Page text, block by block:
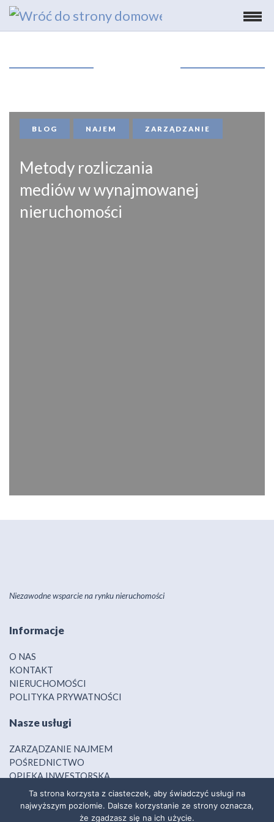
Wyświetl pełną treść
Menu
BLOG NAJEM ZARZĄDZANIE
Metody rozliczania
mediów w wynajmowanej
nieruchomości
Niezawodne wsparcie na rynku nieruchomości
Informacje
O NAS
KONTAKT
NIERUCHOMOŚCI
POLITYKA PRYWATNOŚCI
Nasze usługi
ZARZĄDZANIE NAJMEM
POŚREDNICTWO
OPIEKA INWESTORSKA
FINANSOWANIE
Nasze społeczności
Ta strona korzysta z ciasteczek, aby świadczyć usługi na
najwyższym poziomie. Dalsze korzystanie ze strony oznacza,
że zgadzasz się na ich użycie.